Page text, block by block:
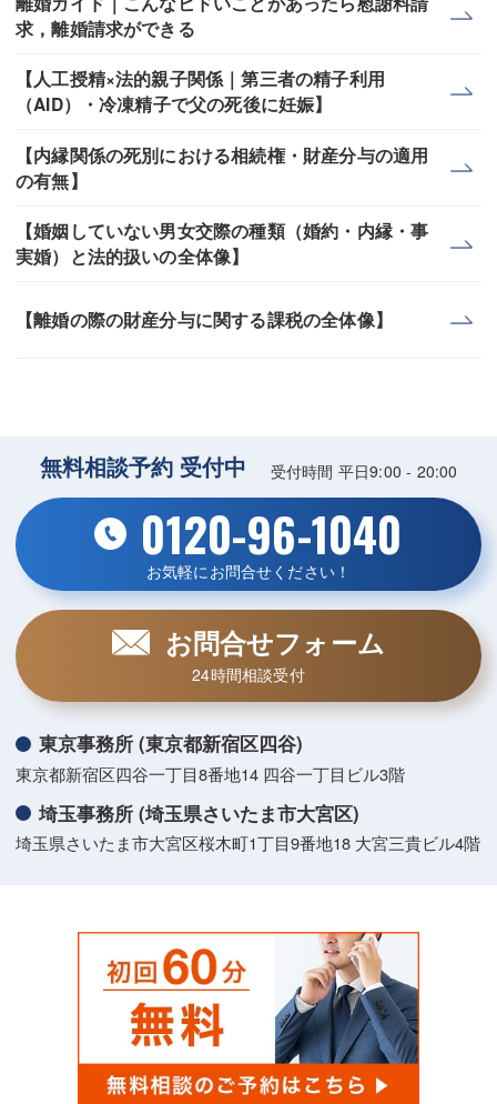
求，離婚請求ができる
【人工授精×法的親子関係｜第三者の精子利用
（AID）・冷凍精子で父の死後に妊娠】
【内縁関係の死別における相続権・財産分与の適用
の有無】
【婚姻していない男女交際の種類（婚約・内縁・事
実婚）と法的扱いの全体像】
【離婚の際の財産分与に関する課税の全体像】
無料相談予約 受付中 受付時間 平日9:00 - 20:00
0120-96-1040
お気軽にお問合せください！
お問合せフォーム
24時間相談受付
東京事務所 (東京都新宿区四谷)
東京都新宿区四谷一丁目8番地14 四谷一丁目ビル3階
埼玉事務所 (埼玉県さいたま市大宮区)
埼玉県さいたま市大宮区桜木町1丁目9番地18 大宮三貴ビル4階